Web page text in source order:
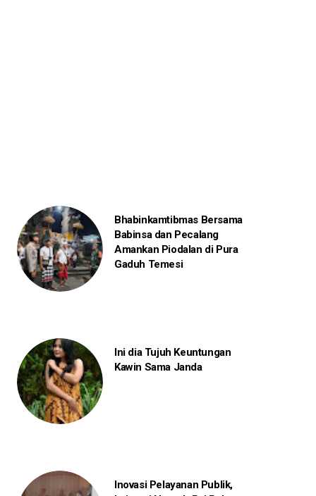
Bhabinkamtibmas Bersama
Babinsa dan Pecalang
Amankan Piodalan di Pura
Gaduh Temesi
Ini dia Tujuh Keuntungan
Kawin Sama Janda
Inovasi Pelayanan Publik,